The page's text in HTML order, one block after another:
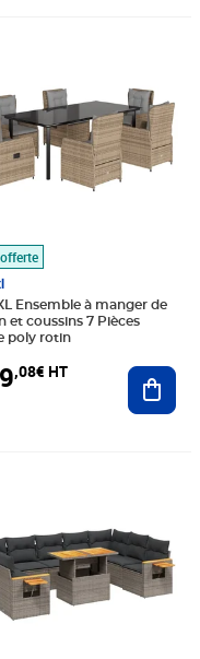
panier
Ensemble à manger de
et coussins 7 Pièces
poly rotin
,08€ HT